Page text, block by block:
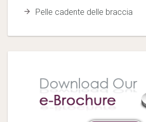
Pelle cadente delle braccia